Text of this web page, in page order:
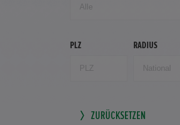
PLZ RADIUS
ZURÜCKSETZEN